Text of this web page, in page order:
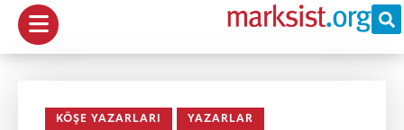
KÖŞE YAZARLARI YAZARLAR